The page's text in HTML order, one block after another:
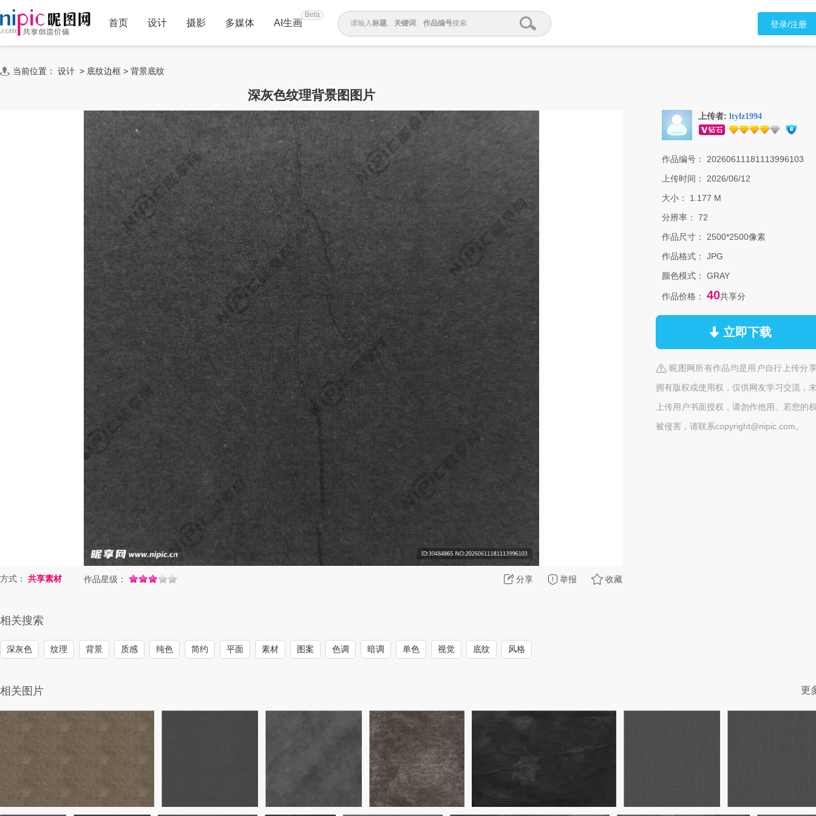
首页 设计 摄影 多媒体 AI生画
Beta
请输入标题、 关键词 、 作品编号搜索 登录/注册
当前位置： 设计 > 底纹边框 > 背景底纹
深灰色纹理背景图图片
分享 举报 收藏
方式： 共享素材 作品星级：
上传者: ltylz1994
作品编号：
20260611181113996103
上传时间：
2026/06/12
大小：
1.177 M
分辨率：
72
作品尺寸：
2500*2500像素
作品格式：
JPG
颜色模式：
GRAY
作品价格： 40共享分
立即下载
昵图网所有作品均是用户自行上传分
拥有版权或使用权，仅供网友学习交流，
上传用户书面授权，请勿作他用。若您的
被侵害，请联系copyright@nipic.com。
相关搜索
深灰色 纹理 背景 质感 纯色 简约 平面 素材 图案 色调 暗调 单色 视觉 底纹 风格
相关图片 更